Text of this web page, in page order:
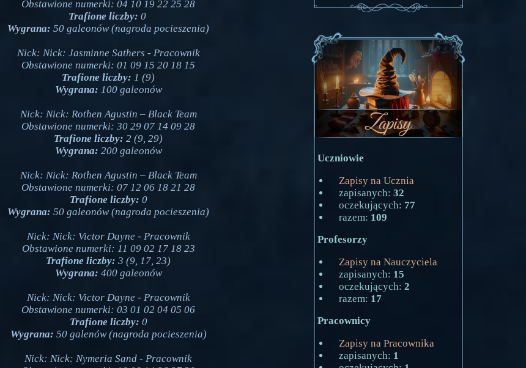
Obstawione numerki: 04 10 19 22 25 28
Trafione liczby: 0
Wygrana: 50 galeonów (nagroda pocieszenia)
Nick: Nick: Jasminne Sathers - Pracownik
Obstawione numerki: 01 09 15 20 18 15
Trafione liczby: 1 (9)
Wygrana: 100 galeonów
Nick: Nick: Rothen Agustin – Black Team
Obstawione numerki: 30 29 07 14 09 28
Trafione liczby: 2 (9, 29)
Wygrana: 200 galeonów
Nick: Nick: Rothen Agustin – Black Team
Obstawione numerki: 07 12 06 18 21 28
Trafione liczby: 0
Wygrana: 50 galeonów (nagroda pocieszenia)
Nick: Nick: Victor Dayne - Pracownik
Obstawione numerki: 11 09 02 17 18 23
Trafione liczby: 3 (9, 17, 23)
Wygrana: 400 galeonów
Nick: Nick: Victor Dayne - Pracownik
Obstawione numerki: 03 01 02 04 05 06
Trafione liczby: 0
Wygrana: 50 galenów (nagroda pocieszenia)
Nick: Nick: Nymeria Sand - Pracownik
Uczniowie
Zapisy na Ucznia
zapisanych: 32
oczekujących: 77
razem: 109
Profesorzy
Zapisy na Nauczyciela
zapisanych: 15
oczekujących: 2
razem: 17
Pracownicy
Zapisy na Pracownika
zapisanych: 1